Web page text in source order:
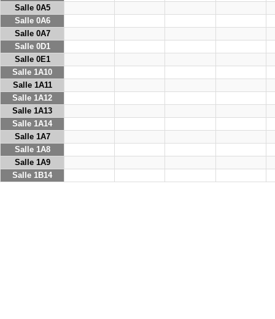
Salle 0A5
Salle 0A6
Salle 0A7
Salle 0D1
Salle 0E1
Salle 1A10
Salle 1A11
Salle 1A12
Salle 1A13
Salle 1A14
Salle 1A7
Salle 1A8
Salle 1A9
Salle 1B14